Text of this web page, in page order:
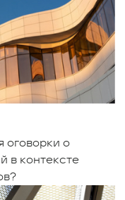
оговорки о
в контексте